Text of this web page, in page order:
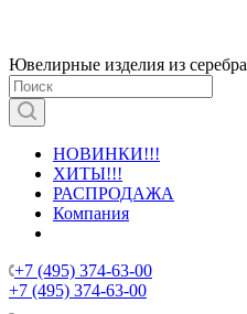
Ювелирные изделия из серебра
НОВИНКИ!!!
ХИТЫ!!!
РАСПРОДАЖА
Компания
+7 (495) 374-63-00
+7 (495) 374-63-00